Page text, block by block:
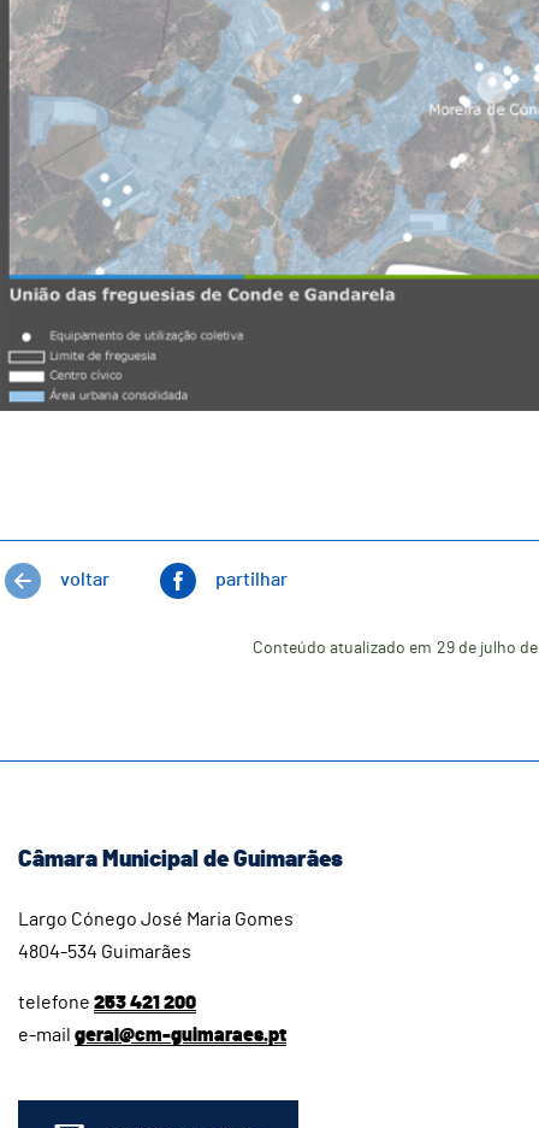
voltar partilhar
Conteúdo atualizado em 29 de julho
Câmara Municipal de Guimarães
Largo Cónego José Maria Gomes
4804-534 Guimarães
telefone 253 421 200
e-mail geral@cm-guimaraes.pt